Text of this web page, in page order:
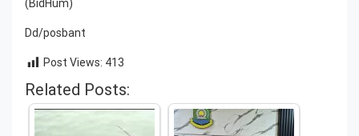
(BidHum)
Dd/posbant
Post Views: 413
Related Posts: